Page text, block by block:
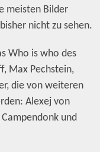
meisten Bilder
nicht zu sehen.
Who is who des
Max Pechstein,
die von weiteren
Alexej von
und